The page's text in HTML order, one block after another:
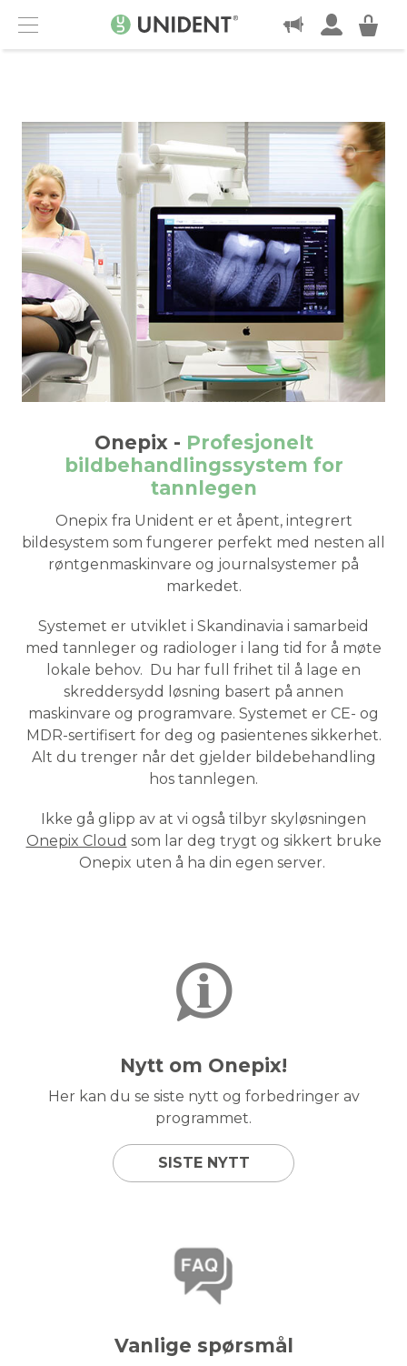
Menu
KONTAKT
Onepix - Profesjonelt
bildbehandlingssystem for
tannlegen
Onepix fra Unident er et åpent, integrert
bildesystem som fungerer perfekt med nesten all
røntgenmaskinvare og journalsystemer på
markedet.
Systemet er utviklet i Skandinavia i samarbeid
med tannleger og radiologer i lang tid for å møte
lokale behov. Du har full frihet til å lage en
skreddersydd løsning basert på annen
maskinvare og programvare. Systemet er CE- og
MDR-sertifisert for deg og pasientenes sikkerhet.
Alt du trenger når det gjelder bildebehandling
hos tannlegen.
Ikke gå glipp av at vi også tilbyr skyløsningen
Onepix Cloud som lar deg trygt og sikkert bruke
Onepix uten å ha din egen server.
Nytt om Onepix!
Her kan du se siste nytt og forbedringer av
programmet.
SISTE NYTT
Vanlige spørsmål